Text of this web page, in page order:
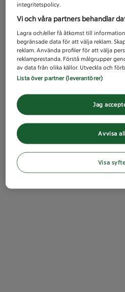
integritetspolicy.
Vi och våra partners behandlar
Lagra och/eller få åtkomst till
begränsade data för att välja reklam.
reklam. Använda profiler för att välja
reklamprestanda. Förstå målgrupper
av data från olika källor. Utveckla och
Lista över partner (leverantörer)
Avvisa
Jag
Visa